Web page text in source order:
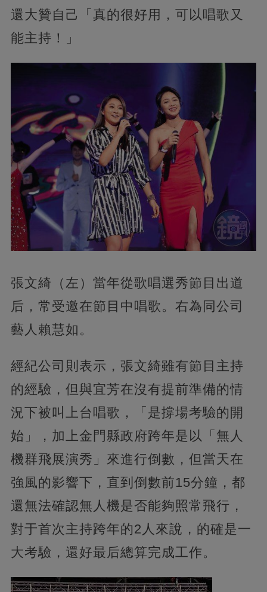
還大贊自己「真的很好用，可以唱歌又
能主持！」
張文綺（左）當年從歌唱選秀節目出道
后，常受邀在節目中唱歌。右為同公司
藝人賴慧如。
經紀公司則表示，張文綺雖有節目主持
的經驗，但與宜芳在沒有提前準備的情
況下被叫上台唱歌，「是撐場考驗的開
始」，加上金門縣政府跨年是以「無人
機群飛展演秀」來進行倒數，但當天在
強風的影響下，直到倒數前15分鐘，都
還無法確認無人機是否能夠照常飛行，
對于首次主持跨年的2人來說，的確是一
大考驗，還好最后總算完成工作。